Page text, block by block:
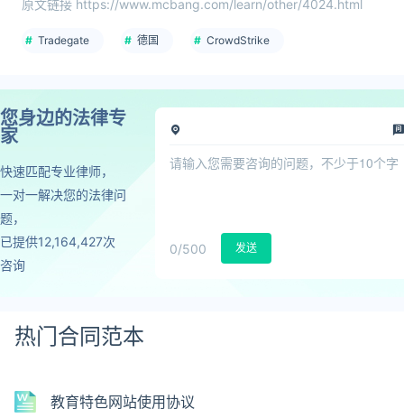
原文链接 https://www.mcbang.com/learn/other/4024.html
Tradegate 德国 CrowdStrike
您身边的法律专
家
快速匹配专业律师，
一对一解决您的法律问
题，
已提供12,164,427次
咨询
0/500 发送
热门合同范本
教育特色网站使用协议